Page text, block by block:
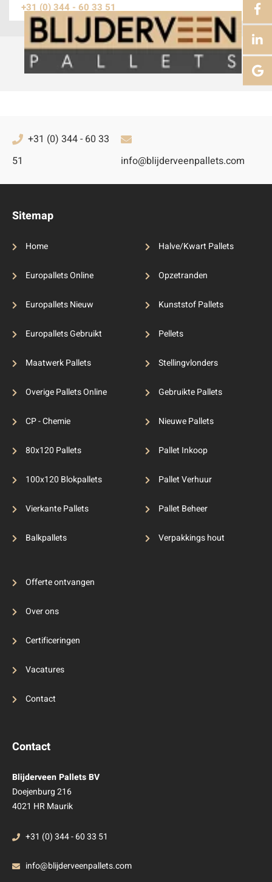
+31 (0) 344 - 60 33 51
+31 (0) 344 - 60 33
51
info@blijderveenpallets.com
Sitemap
Home
Europallets Online
Europallets Nieuw
Europallets Gebruikt
Maatwerk Pallets
Overige Pallets Online
CP - Chemie
80x120 Pallets
100x120 Blokpallets
Vierkante Pallets
Balkpallets
Halve/Kwart Pallets
Opzetranden
Kunststof Pallets
Pellets
Stellingvlonders
Gebruikte Pallets
Nieuwe Pallets
Pallet Inkoop
Pallet Verhuur
Pallet Beheer
Verpakkings hout
Offerte ontvangen
Over ons
Certificeringen
Vacatures
Contact
Contact
Blijderveen Pallets BV
Doejenburg 216
4021 HR Maurik
+31 (0) 344 - 60 33 51
info@blijderveenpallets.com